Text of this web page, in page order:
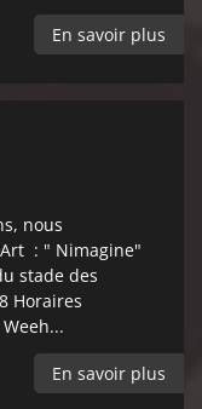
En savoir plus
nous
: " Nimagine"
stade des
Horaires
En savoir plus